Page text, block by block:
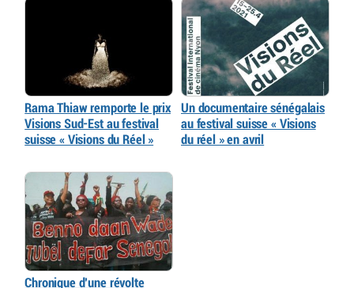
Rama Thiaw remporte le prix
Visions Sud-Est au festival
suisse « Visions du Réel »
Un documentaire sénégalais
au festival suisse « Visions
du réel » en avril
Chronique d’une révolte